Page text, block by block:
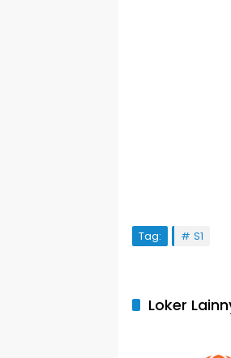
Tag: S1
Loker